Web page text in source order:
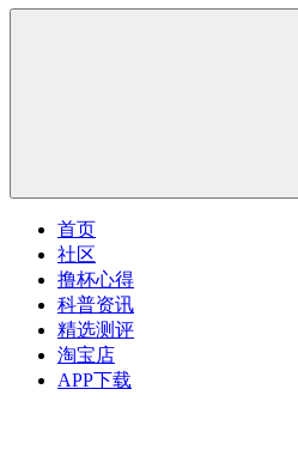
首页
社区
撸杯心得
科普资讯
精选测评
淘宝店
APP下载